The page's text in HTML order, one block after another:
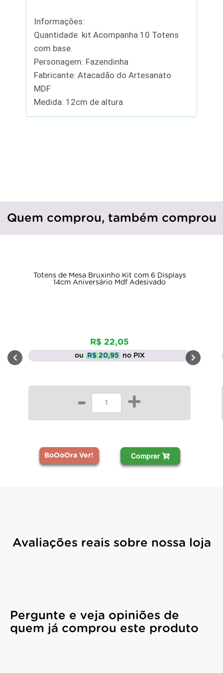
Informações:
Quantidade: kit Acompanha 10 Totens
com base.
Personagem: Fazendinha
Fabricante: Atacadão do Artesanato
MDF
Medida: 12cm de altura
Quem comprou, também comprou
Totens de Mesa Bruxinho Kit com 6 Displays
14cm Aniversário Mdf Adesivado
R$ 22,05
ou R$ 20,95 no PIX
- +
BoOoOra Ver! Comprar
Avaliações reais sobre nossa loja
Pergunte e veja opiniões de
quem já comprou este produto